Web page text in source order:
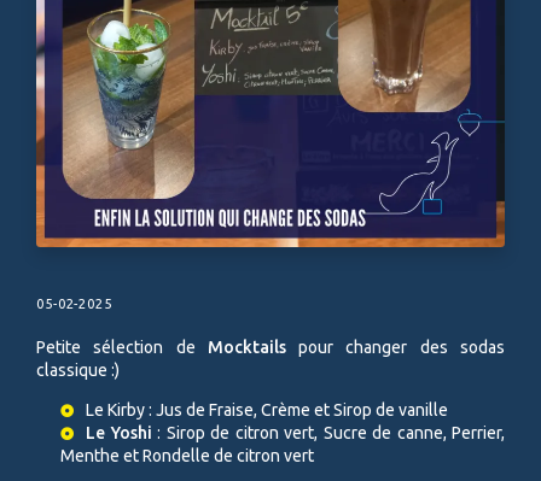
05-02-2025
Petite sélection de Mocktailspour changer des sodas
classique :)
Le Kirby : Jus de Fraise, Crème et Sirop de vanille
Le Yoshi : Sirop de citron vert, Sucre de canne, Perrier,
Menthe et Rondelle de citron vert